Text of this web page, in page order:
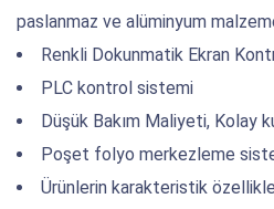
paslanmaz ve alüminyum
Renkli Dokunmatik Ekran
PLC kontrol sistemi
Düşük Bakım Maliyeti, Kolay
Poşet folyo merkezleme
Ürünlerin karakteristik